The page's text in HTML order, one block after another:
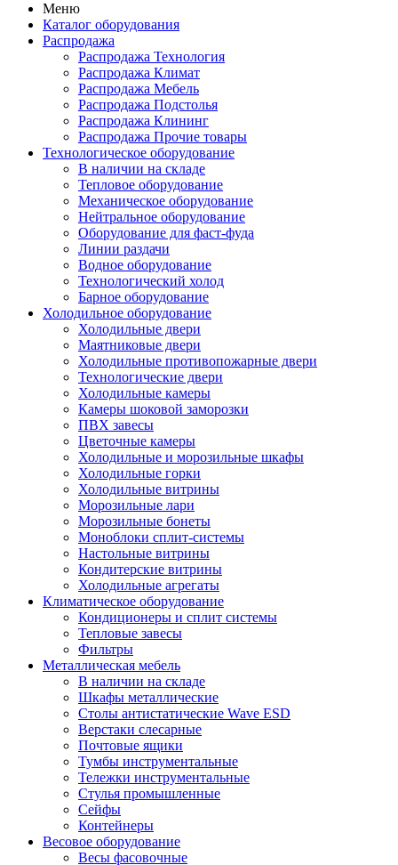
Меню
Каталог оборудования
Распродажа
Распродажа Технология
Распродажа Климат
Распродажа Мебель
Распродажа Подстолья
Распродажа Клининг
Распродажа Прочие товары
Технологическое оборудование
В наличии на складе
Тепловое оборудование
Механическое оборудование
Нейтральное оборудование
Оборудование для фаст-фуда
Линии раздачи
Водное оборудование
Технологический холод
Барное оборудование
Холодильное оборудование
Холодильные двери
Маятниковые двери
Холодильные противопожарные двери
Технологические двери
Холодильные камеры
Камеры шоковой заморозки
ПВХ завесы
Цветочные камеры
Холодильные и морозильные шкафы
Холодильные горки
Холодильные витрины
Морозильные лари
Морозильные бонеты
Моноблоки сплит-системы
Настольные витрины
Кондитерские витрины
Холодильные агрегаты
Климатическое оборудование
Кондиционеры и сплит системы
Тепловые завесы
Фильтры
Металлическая мебель
В наличии на складе
Шкафы металлические
Столы антистатические Wave ESD
Верстаки слесарные
Почтовые ящики
Тумбы инструментальные
Тележки инструментальные
Стулья промышленные
Сейфы
Контейнеры
Весовое оборудование
Весы фасовочные